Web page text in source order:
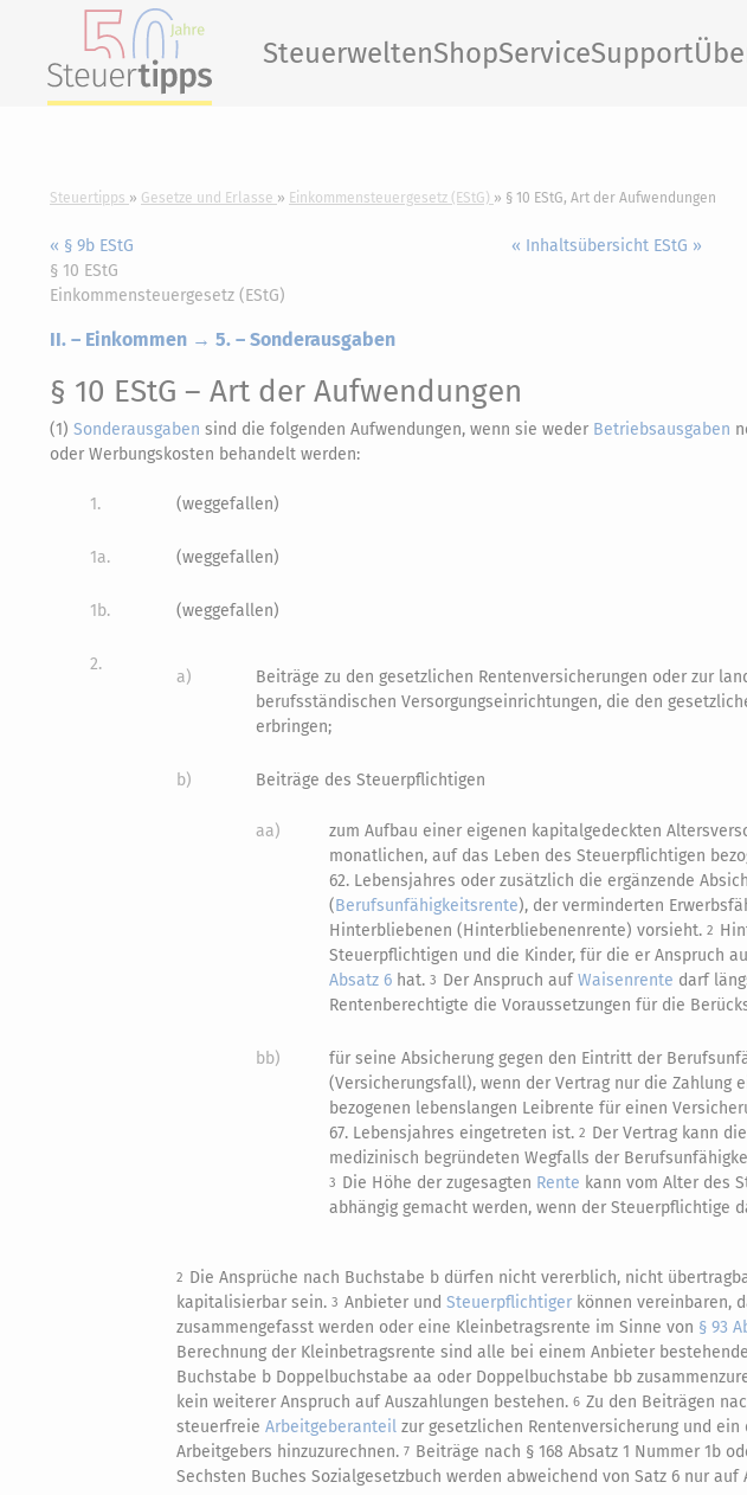
SteuerweltenShopServiceSupport
Steuertipps Gesetze und Erlasse Einkommensteuergesetz (EStG) § 10 EStG, Art der Aufwendungen
« § 9b EStG « Inhaltsübersicht EStG »
§ 10 EStG
Einkommensteuergesetz (EStG)
II. – Einkommen → 5. – Sonderausgaben
§ 10 EStG – Art der Aufwendungen
(1) Sonderausgaben sind die folgenden Aufwendungen, wenn sie weder Betriebsausgaben
oder Werbungskosten behandelt werden:
1. (weggefallen)
1a. (weggefallen)
1b. (weggefallen)
2.
a)
Beiträge zu den gesetzlichen Rentenversicherungen oder zur
berufsständischen Versorgungseinrichtungen, die den
erbringen;
b) Beiträge des Steuerpflichtigen
aa)
zum Aufbau einer eigenen kapitalgedeckten
monatlichen, auf das Leben des Steuerpflichtigen
62. Lebensjahres oder zusätzlich die ergänzende
(Berufsunfähigkeitsrente), der verminderten
Hinterbliebenen (Hinterbliebenenrente) vorsieht.2
Steuerpflichtigen und die Kinder, für die er Anspruch
Absatz 6 hat.3 Der Anspruch aufWaisenrente darf
Rentenberechtigte die Voraussetzungen für die
bb)
für seine Absicherung gegen den Eintritt der
(Versicherungsfall), wenn der Vertrag nur die
bezogenen lebenslangen Leibrente für einen
67. Lebensjahres eingetreten ist.2 Der Vertrag kann
medizinisch begründeten Wegfalls der
3 Die Höhe der zugesagten Rente kann vom Alter des
abhängig gemacht werden, wenn der Steuerpflichtige
2 Die Ansprüche nach Buchstabe b dürfen nicht vererblich, nicht
kapitalisierbar sein. 3 Anbieter und Steuerpflichtigerkönnen vereinbaren,
zusammengefasst werden oder eine Kleinbetragsrente im Sinne von § 93
Berechnung der Kleinbetragsrente sind alle bei einem Anbieter
Buchstabe b Doppelbuchstabe aa oder Doppelbuchstabe bb
kein weiterer Anspruch auf Auszahlungen bestehen. 6 Zu den Beiträgen
steuerfreie Arbeitgeberanteilzur gesetzlichen Rentenversicherung und
Arbeitgebers hinzuzurechnen. 7 Beiträge nach § 168 Absatz 1 Nummer 1b
Sechsten Buches Sozialgesetzbuch werden abweichend von Satz 6 nur